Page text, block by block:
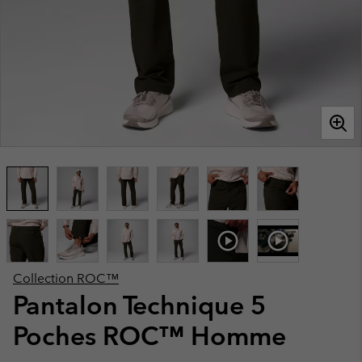
Collection ROC™
Pantalon Technique 5
Poches ROC™ Homme